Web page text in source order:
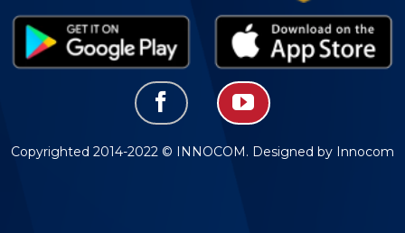
Copyrighted 2014-2022 © INNOCOM. Designed by Innocom